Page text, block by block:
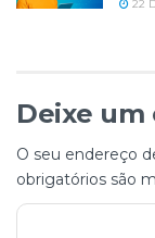
22
Deixe
O seu endereço
obrigatórios são